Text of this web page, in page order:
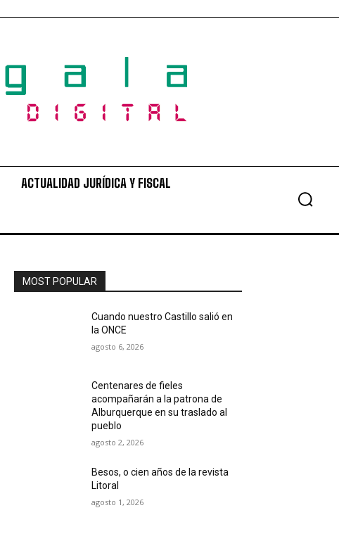
ACTUALIDAD JURÍDICA Y FISCAL
MOST POPULAR
Cuando nuestro Castillo salió en
la ONCE
agosto 6, 2026
Centenares de fieles
acompañarán a la patrona de
Alburquerque en su traslado al
pueblo
agosto 2, 2026
Besos, o cien años de la revista
Litoral
agosto 1, 2026